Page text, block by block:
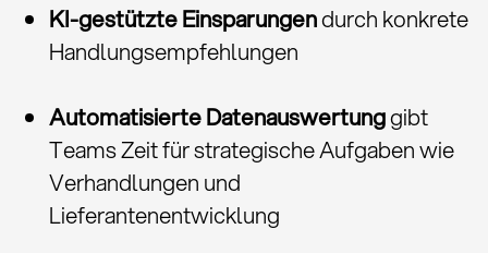
KI-gestützte Einsparungendurch konkrete
Handlungsempfehlungen
Automatisierte Datenauswertunggibt
Teams Zeit für strategische Aufgaben wie
Verhandlungen und
Lieferantenentwicklung